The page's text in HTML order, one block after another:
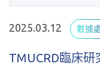
2025.03.12 數據
TMUCRD臨床